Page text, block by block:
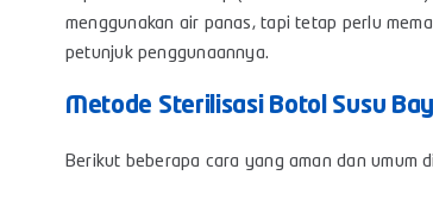
menggunakan air panas, tapi tetap perlu
petunjuk penggunaannya.
Metode Sterilisasi Botol Susu
Berikut beberapa cara yang aman dan umum